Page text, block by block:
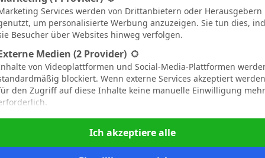
N 3:0
13`
S 1:0
Services werden von Drittanbietern oder Herausgebern
um personalisierte Werbung anzuzeigen. Sie tun dies,
Besucher über Websites hinweg verfolgen.
Medien (2 Provider)
von Videoplattformen und Social-Media-Plattformen
blockiert. Wenn externe Services akzeptiert
den Zugriff auf diese Inhalte keine manuelle Einwilligung mehr
Ich akzeptiere alle